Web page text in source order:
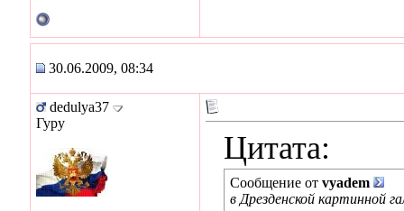
30.06.2009, 08:34
dedulya37
Гуру
Цитата:
Сообщение от vyadem
в Дрезденской картинной